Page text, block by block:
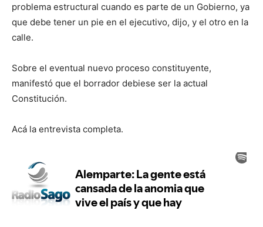
problema estructural cuando es parte de un Gobierno, ya
que debe tener un pie en el ejecutivo, dijo, y el otro en la
calle.
Sobre el eventual nuevo proceso constituyente,
manifestó que el borrador debiese ser la actual
Constitución.
Acá la entrevista completa.